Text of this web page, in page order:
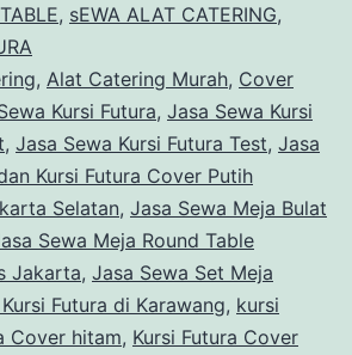
Dan
Alat
Catering
Jakarta
, sEWA ALAT CATERING,
, Alat Catering Murah, Cover
Kursi Futura, Jasa Sewa Kursi
, Jasa Sewa Kursi Futura Test, Jasa
Kursi Futura Cover Putih
Selatan, Jasa Sewa Meja Bulat
Sewa Meja Round Table
Jakarta, Jasa Sewa Set Meja
Futura di Karawang, kursi
Cover hitam, Kursi Futura Cover